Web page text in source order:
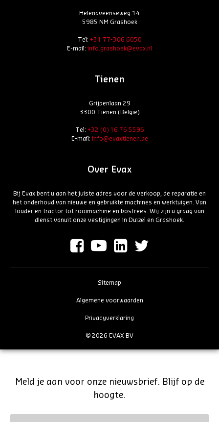
Helenaveenseweg 14
5985 NM Grashoek
Tel: +31 77-306 6050
E-mail:info.grashoek@evax.nl
Tienen
Grijpenlaan 29
3300 Tienen (België)
Tel: +32 (0) 16 76 5596
E-mail:info@evaxtienen.be
Over Evax
Bij Evax bent u aan het juiste adres voor de verkoop, de reparatie en
het onderhoud van nieuwe en gebruikte machines en werktuigen. Van
loader en tractor tot rooimachine en bosfrees: Wij zijn u graag van
dienst vanuit onze vestigingen in Duizel en Grashoek.
© 2026 EVAX BV
Sitemap
Algemene voorwaarden
Privacyverklaring
Meld je aan voor onze nieuwsbrief. Blijf op de
hoogte.